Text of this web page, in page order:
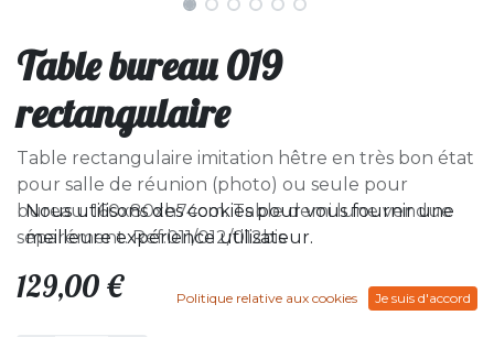
Table bureau 019
rectangulaire
Table rectangulaire imitation hêtre en très bon état
pour salle de réunion (photo) ou seule pour
bureau. 160x80xh74cm. Table demi lune vendue
séparément. Ref:011/012/012bis
129,00 €
Nous utilisons des cookies pour vous fournir une
meilleure expérience utilisateur.
Politique relative aux cookies Je suis d'accord